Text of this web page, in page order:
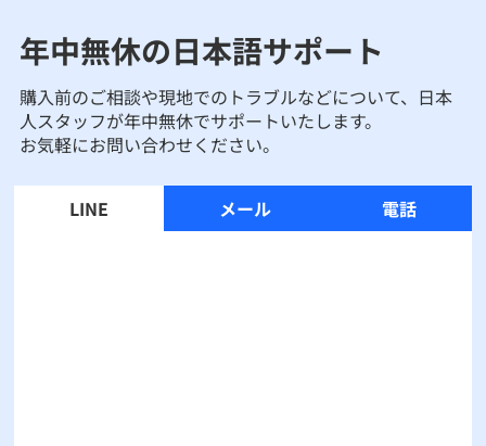
LINE メール 電話
年中無休の日本語サポート
購入前のご相談や現地でのトラブルなどについて、日本
人スタッフが年中無休でサポートいたします。
お気軽にお問い合わせください。